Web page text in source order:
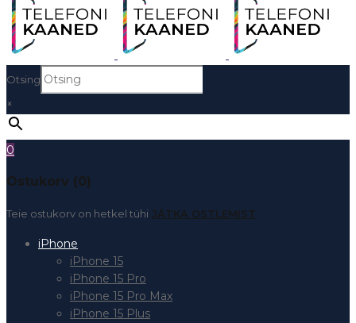
Otsing
×
0
Ostukorv (0)
Teie ostukorv on hetkel tühi JÄTKA OSTLEMIST
iPhone
iPhone 15
iPhone 15 Pro
iPhone 15 Pro Max
iPhone 15 Plus